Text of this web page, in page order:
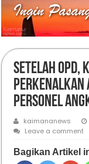
Setelah OPD,
Perkenalkan
Personel
kaimananews
Leave a comment
Bagikan Artikel